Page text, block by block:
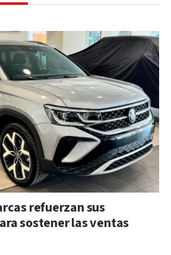
refuerzan sus
sostener las ventas